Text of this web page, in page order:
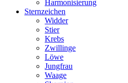
Harmonisierung
Sternzeichen
Widder
Stier
Krebs
Zwillinge
Löwe
Jungfrau
Waage